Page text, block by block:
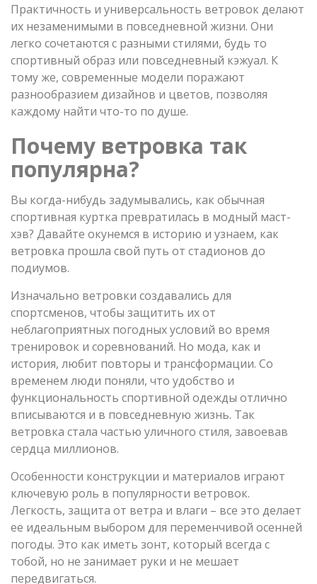
Практичность и универсальность ветровок делают
их незаменимыми в повседневной жизни. Они
легко сочетаются с разными стилями, будь то
спортивный образ или повседневный кэжуал. К
тому же, современные модели поражают
разнообразием дизайнов и цветов, позволяя
каждому найти что-то по душе.
Почему ветровка так
популярна?
Вы когда-нибудь задумывались, как обычная
спортивная куртка превратилась в модный маст-
хэв? Давайте окунемся в историю и узнаем, как
ветровка прошла свой путь от стадионов до
подиумов.
Изначально ветровки создавались для
спортсменов, чтобы защитить их от
неблагоприятных погодных условий во время
тренировок и соревнований. Но мода, как и
история, любит повторы и трансформации. Со
временем люди поняли, что удобство и
функциональность спортивной одежды отлично
вписываются и в повседневную жизнь. Так
ветровка стала частью уличного стиля, завоевав
сердца миллионов.
Особенности конструкции и материалов играют
ключевую роль в популярности ветровок.
Легкость, защита от ветра и влаги – все это делает
ее идеальным выбором для переменчивой осенней
погоды. Это как иметь зонт, который всегда с
тобой, но не занимает руки и не мешает
передвигаться.